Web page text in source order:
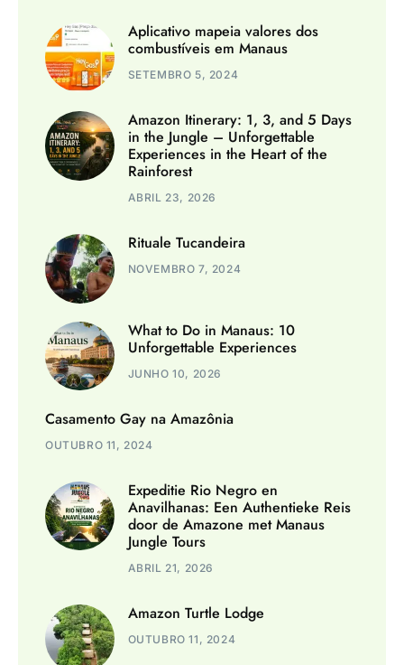
Aplicativo mapeia valores dos
combustíveis em Manaus
SETEMBRO 5, 2024
Amazon Itinerary: 1, 3, and 5 Days
in the Jungle – Unforgettable
Experiences in the Heart of the
Rainforest
ABRIL 23, 2026
Rituale Tucandeira
NOVEMBRO 7, 2024
What to Do in Manaus: 10
Unforgettable Experiences
JUNHO 10, 2026
Casamento Gay na Amazônia
OUTUBRO 11, 2024
Expeditie Rio Negro en
Anavilhanas: Een Authentieke Reis
door de Amazone met Manaus
Jungle Tours
ABRIL 21, 2026
Amazon Turtle Lodge
OUTUBRO 11, 2024